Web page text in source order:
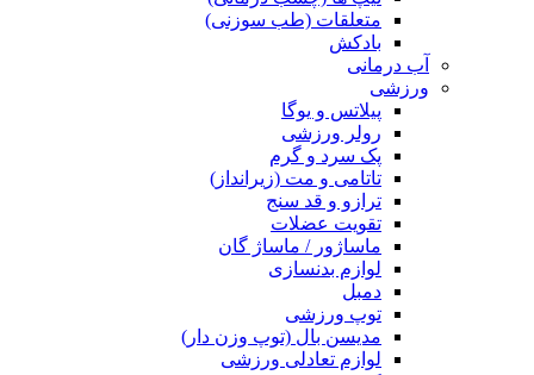
متعلقات (طب سوزنی)
بادکش
آب درمانی
ورزشی
پیلاتس و یوگا
رولر ورزشی
پک سرد و گرم
تاتامی و مت (زیرانداز)
ترازو و قد سنج
تقویت عضلات
ماساژور / ماساژ گان
لوازم بدنسازی
دمبل
توپ ورزشی
مدیسن بال (توپ وزن دار)
لوازم تعادلی ورزشی